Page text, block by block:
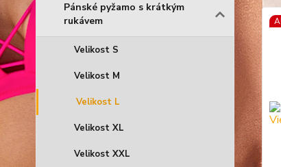
Pánské pyžamo s krátkým
rukávem
Velikost S
Velikost M
Velikost L
Velikost XL
Velikost XXL